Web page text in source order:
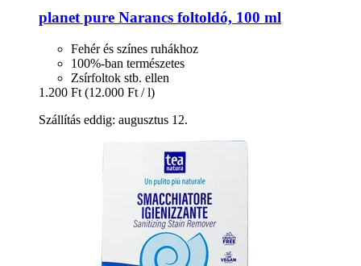
planet pure Narancs foltoldó, 100 ml
Fehér és színes ruhákhoz
100%-ban természetes
Zsírfoltok stb. ellen
1.200 Ft (12.000 Ft / l)
Szállítás eddig: augusztus 12.